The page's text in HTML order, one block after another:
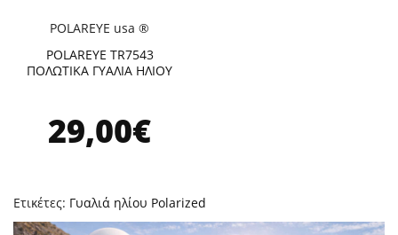
POLAREYE usa ®
POLAREYE TR7543
ΠΟΛΩΤΙΚΑ ΓΥΑΛΙΑ ΗΛΙΟΥ
29,00€
Ετικέτες: Γυαλιά ηλίου Polarized